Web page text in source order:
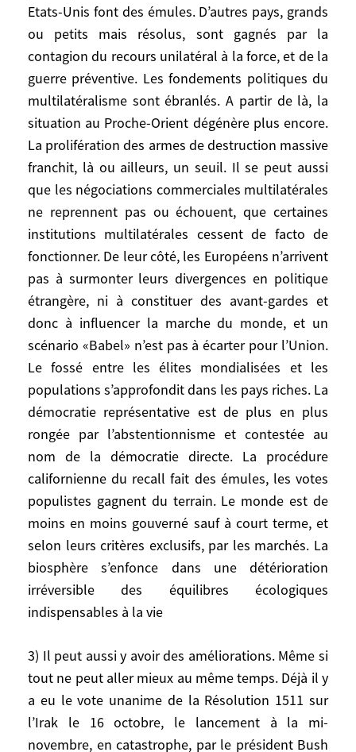
Etats-Unis font des émules. D’autres pays, grands
ou petits mais résolus, sont gagnés par la
contagion du recours unilatéral à la force, et de la
guerre préventive. Les fondements politiques du
multilatéralisme sont ébranlés. A partir de là, la
situation au Proche-Orient dégénère plus encore.
La prolifération des armes de destruction massive
franchit, là ou ailleurs, un seuil. Il se peut aussi
que les négociations commerciales multilatérales
ne reprennent pas ou échouent, que certaines
institutions multilatérales cessent de facto de
fonctionner. De leur côté, les Européens n’arrivent
pas à surmonter leurs divergences en politique
étrangère, ni à constituer des avant-gardes et
donc à influencer la marche du monde, et un
scénario «Babel» n’est pas à écarter pour l’Union.
Le fossé entre les élites mondialisées et les
populations s’approfondit dans les pays riches. La
démocratie représentative est de plus en plus
rongée par l’abstentionnisme et contestée au
nom de la démocratie directe. La procédure
californienne du recall fait des émules, les votes
populistes gagnent du terrain. Le monde est de
moins en moins gouverné sauf à court terme, et
selon leurs critères exclusifs, par les marchés. La
biosphère s’enfonce dans une détérioration
irréversible des équilibres écologiques
indispensables à la vie
3) Il peut aussi y avoir des améliorations. Même si
tout ne peut aller mieux au même temps. Déjà il y
a eu le vote unanime de la Résolution 1511 sur
l’Irak le 16 octobre, le lancement à la mi-
novembre, en catastrophe, par le président Bush
râlent mais s’accommodent de ce
comportement. Le terrorisme frappe de
temps à autre sans jamais remporter de
bataille décisive, ce qui par nature est hors
de sa portée. La tragédie se nourrit d’elle-
même au Proche Orient. Les Européens
achèvent de négocier le Traité
constitutionnel, le ratifient, débattent
noyaux dur, avant-garde et budget mais
font du sur-place. Aucun problème global
n’est vraiment résolu. On évoque la
réforme de l’ONU sans la faire, on parle de
gouvernance sans gouverner. Des sommets
ont lieu, des communiqués sont adoptés,
des engagements intenables sont pris, les
institutions internationales végètent dans
la routine et le wishful thinking.
Imperturbablement, l’économie de marché
continue à se répandre partout,
submergeant tout ce qui lui fait barrage.
2) Variante: le «système international» se
dégrade encore. Naturellement, il est
impossible que tout aille plus mal en
même temps. Mais il peut y avoir des
engrenages. Par exemple, de proche en
proche, l’unilatéralisme et le militarisme
des Etats-Unis font des émules. D’autres
pays, grands ou petits mais résolus, sont
gagnés par la contagion du recours
préventive. Les fondements politiques du
multilatéralisme sont ébranlés. A partir de
là, la situation au Proche-Orient dégénère
plus encore. La prolifération des armes de
destruction massive franchit, là ou ailleurs,